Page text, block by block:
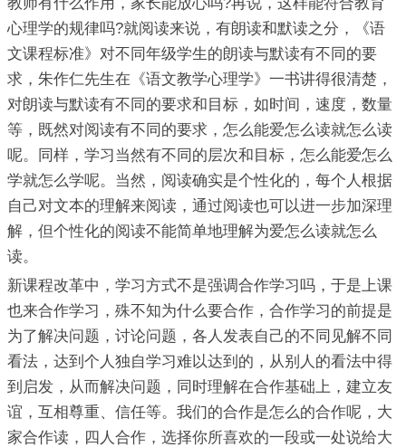
心理学的规律吗?就阅读来说，有朗读和默读之分，《语
文课程标准》对不同年级学生的朗读与默读有不同的要
求，朱作仁先生在《语文教学心理学》一书讲得很清楚，
对朗读与默读有不同的要求和目标，如时间，速度，数量
等，既然对阅读有不同的要求，怎么能爱怎么读就怎么读
呢。同样，学习当然有不同的层次和目标，怎么能爱怎么
学就怎么学呢。当然，阅读确实是个性化的，每个人根据
自己对文本的理解来阅读，通过阅读也可以进一步加深理
解，但个性化的阅读不能简单地理解为爱怎么读就怎么
读。
新课程改革中，学习方式不是强调合作学习吗，于是上课
也来合作学习，殊不知为什么要合作，合作学习的前提是
为了解决问题，讨论问题，各人发表自己的不同见解不同
看法，达到个人独自学习难以达到的，从别人的看法中得
到启发，从而解决问题，同时理解在合作基础上，建立友
谊，互相尊重、信任等。我们的合作是怎么的合作呢，大
家合作读，四人合作，选择你所喜欢的一段或一处说给大